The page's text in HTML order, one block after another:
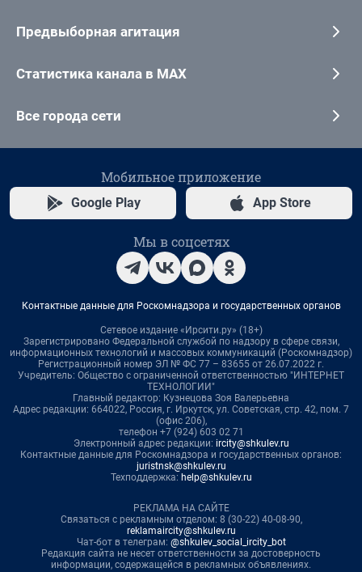
Предвыборная агитация
Статистика канала в MAX
Все города сети
Мобильное приложение
Google Play App Store
Мы в соцсетях
Контактные данные для Роскомнадзора и государственных органов
Сетевое издание «Ирсити.ру» (18+)
Зарегистрировано Федеральной службой по надзору в сфере связи,
информационных технологий и массовых коммуникаций (Роскомнадзор)
Регистрационный номер ЭЛ № ФС 77 – 83655 от 26.07.2022 г.
Учредитель: Общество с ограниченной ответственностью "ИНТЕРНЕТ
ТЕХНОЛОГИИ"
Главный редактор: Кузнецова Зоя Валерьевна
Адрес редакции: 664022, Россия, г. Иркутск, ул. Советская, стр. 42, пом. 7
(офис 206),
телефон +7 (924) 603 02 71
Электронный адрес редакции: ircity@shkulev.ru
Контактные данные для Роскомнадзора и государственных органов:
juristnsk@shkulev.ru
Техподдержка: help@shkulev.ru
РЕКЛАМА НА САЙТЕ
Связаться с рекламным отделом: 8 (30-22) 40-08-90,
reklamaircity@shkulev.ru
Чат-бот в телеграм: @shkulev_social_ircity_bot
Редакция сайта не несет ответственности за достоверность
информации, содержащейся в рекламных объявлениях.